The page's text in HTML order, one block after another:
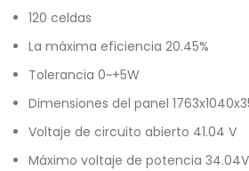
120 celdas
La máxima eficiencia 20.45%
Tolerancia 0~+5W
Dimensiones del panel
Voltaje de circuito abierto 41.04 V
Máximo voltaje de potencia 34.04V